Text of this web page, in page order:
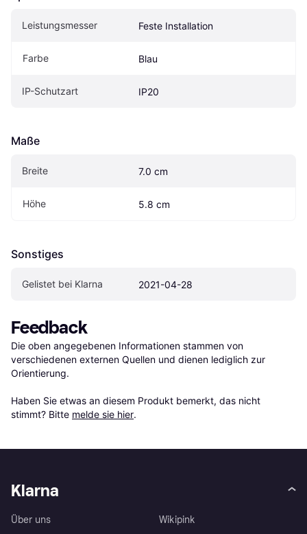
Leistungsmesser Feste Installation
Farbe Blau
IP-Schutzart IP20
Maße
Breite 7.0 cm
Höhe 5.8 cm
Sonstiges
Gelistet bei Klarna 2021-04-28
Feedback
Die oben angegebenen Informationen stammen von
verschiedenen externen Quellen und dienen lediglich zur
Orientierung.
Haben Sie etwas an diesem Produkt bemerkt, das nicht
stimmt? Bitte melde sie hier.
Klarna
Über uns
Wikipink